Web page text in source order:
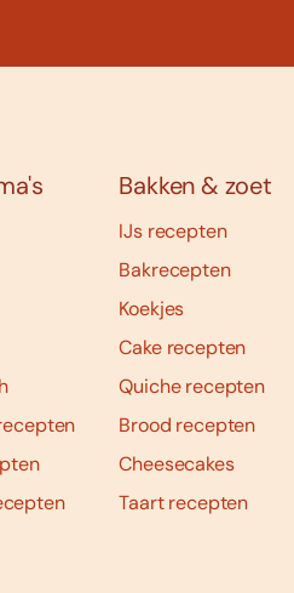
Bakken & zoet
IJs recepten
Bakrecepten
Koekjes
Cake recepten
Quiche recepten
Brood recepten
Cheesecakes
Taart recepten